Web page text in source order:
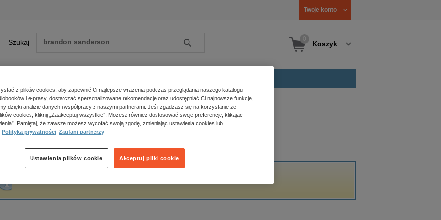
Twoje konto
Szukaj Szukaj Koszyk
Zobacz wszystkie E-prasa
polityka, społeczno-informacyjne
psychologiczne
popularno-naukowe
historia
główna Emilia Dziubak
Dziubak
z plików cookies, aby zapewnić Ci najlepsze wrażenia podczas przeglądania naszego katalogu
i e-prasy, dostarczać spersonalizowane rekomendacje oraz udostępniać Ci najnowsze funkcje,
dzięki analizie danych i współpracy z naszymi partnerami. Jeśli zgadzasz się na korzystanie ze
cookies, kliknij „Zaakceptuj wszystkie”. Możesz również dostosować swoje preferencje, klikając
Pamiętaj, że zawsze możesz wycofać swoją zgodę, zmieniając ustawienia cookies lub
Polityka prywatności Zaufani partnerzy
Akceptuj pliki cookie
Ustawienia plików cookie